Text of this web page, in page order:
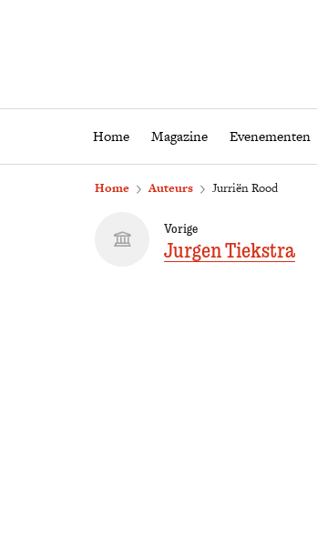
Home Magazine Evenementen
Home
Home Auteurs Jurriën Rood
Vorige
Jurgen Tiekstra